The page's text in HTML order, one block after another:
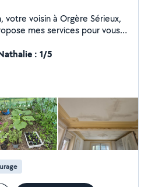
mes services pour vous
les communes environnantes
Péan). Bricolage:
d'étagère, changement de
nettoyage haute pression.
au déménagement, transport
Matériel professionnel à
de vos besion. À
: 1/5